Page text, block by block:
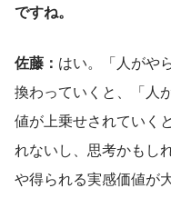
ですね。
佐藤： はい。「人がや
換わっていくと、「人
値が上乗せされていく
れないし、思考かもし
や得られる実感価値が